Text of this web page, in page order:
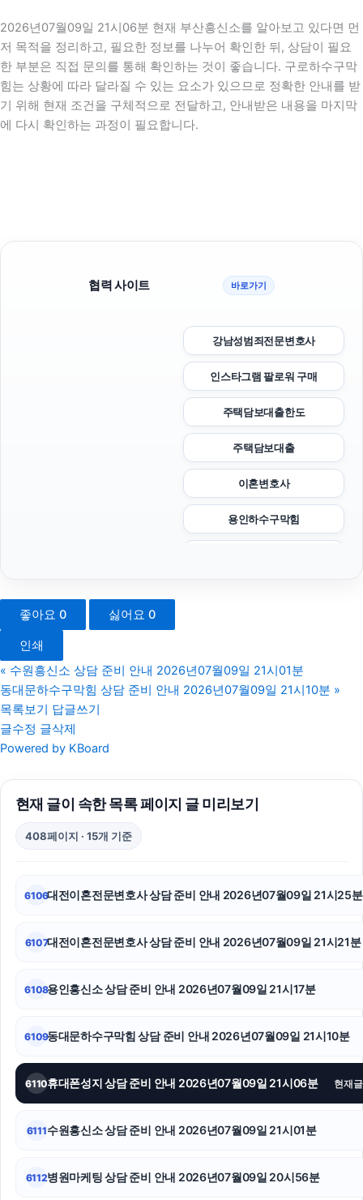
2026년07월09일 21시06분 현재 부산흥신소를 알아보고 있다면 먼
저 목적을 정리하고, 필요한 정보를 나누어 확인한 뒤, 상담이 필요
한 부분은 직접 문의를 통해 확인하는 것이 좋습니다. 구로하수구막
힘는 상황에 따라 달라질 수 있는 요소가 있으므로 정확한 안내를 받
기 위해 현재 조건을 구체적으로 전달하고, 안내받은 내용을 마지막
에 다시 확인하는 과정이 필요합니다.
협력 사이트 바로가기
강남성범죄전문변호사
인스타그램 팔로워 구매
주택담보대출한도
주택담보대출
이혼변호사
용인하수구막힘
야구반티
의정부형사변호사
축구반티
인천하수구막힘
수원이혼변호사
영등포구하수구막힘
이혼상담
좋아요 0 싫어요 0
인쇄
« 수원흥신소 상담 준비 안내 2026년07월09일 21시01분
동대문하수구막힘 상담 준비 안내 2026년07월09일 21시10분 »
목록보기
답글쓰기
글수정 글삭제
Powered by KBoard
현재 글이 속한 목록 페이지 글 미리보기
408페이지 · 15개 기준
6106대전이혼전문변호사 상담 준비 안내 2026년07월09일 21시25분
6107대전이혼전문변호사 상담 준비 안내 2026년07월09일 21시21분
6108용인흥신소 상담 준비 안내 2026년07월09일 21시17분
6109동대문하수구막힘 상담 준비 안내 2026년07월09일 21시10분
6110휴대폰성지 상담 준비 안내 2026년07월09일 21시06분 현재글
6111수원흥신소 상담 준비 안내 2026년07월09일 21시01분
6112병원마케팅 상담 준비 안내 2026년07월09일 20시56분